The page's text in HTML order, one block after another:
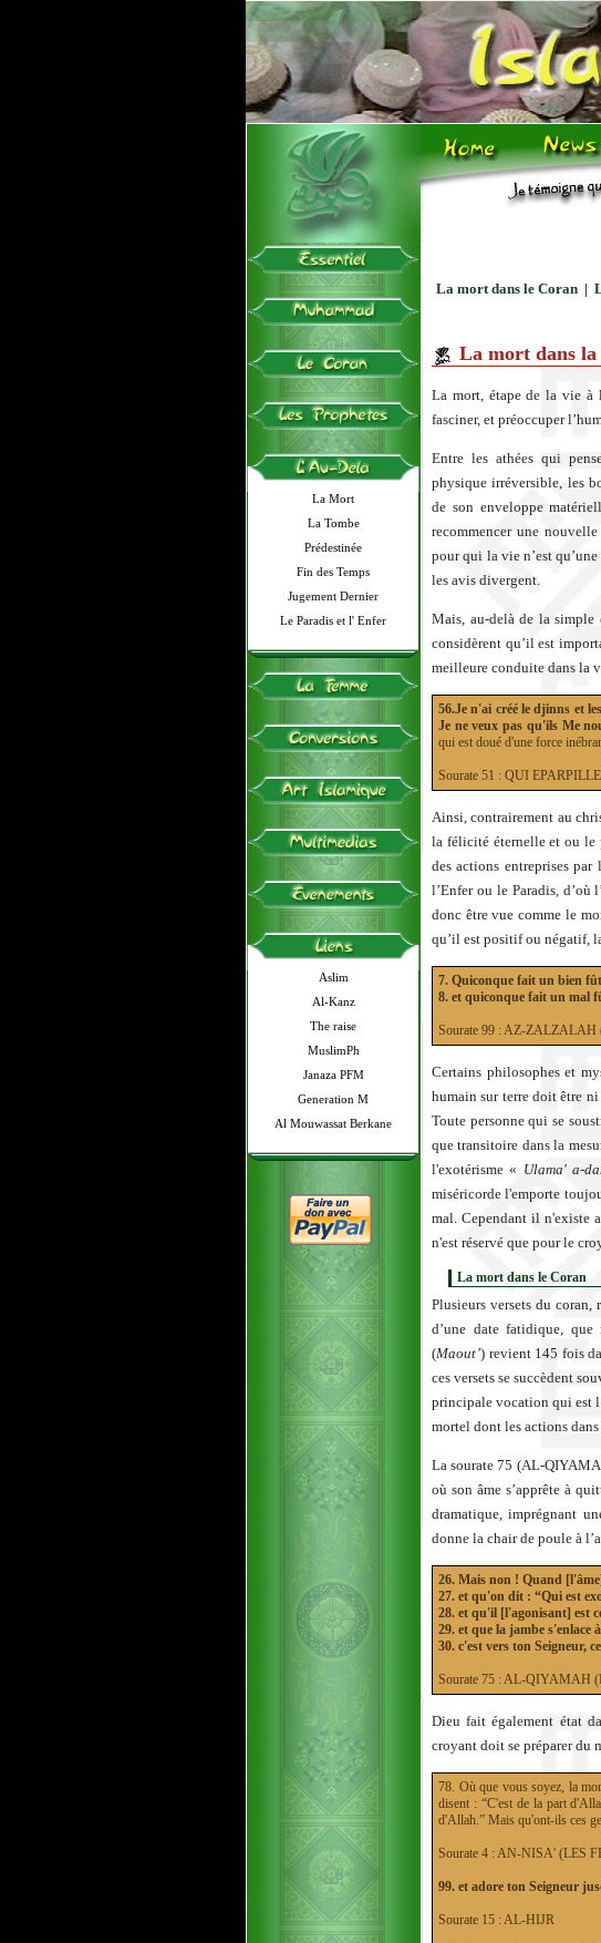
La Mort
La Tombe
Prédestinée
Fin des Temps
Jugement Dernier
Le Paradis et l' Enfer
Aslim
Al-Kanz
The raise
MuslimPh
Janaza PFM
Generation M
Al Mouwassat Berkane
La mort dans le Coran|
La mort dans
La mort, étape de la vie à
fasciner, et préoccuper
Entre les athées qui
physique irréversible, les
de son enveloppe
recommencer une
pour qui la vie n’est
les avis divergent.
Mais, au-delà de la simple
considèrent qu’il est
meilleure conduite dans la
56.Je n'ai créé le djinns et
Je ne veux pas qu'ils Me
qui est doué d'une force
Sourate 51 : QUI
Ainsi, contrairement au
la félicité éternelle et ou le
des actions entreprises
l’Enfer ou le Paradis,
donc être vue comme le
qu’il est positif ou négatif,
7. Quiconque fait un bien
8. et quiconque fait un mal
Sourate 99 : AZ-ZALZALAH
Certains philosophes et
humain sur terre doit être
Toute personne qui se
que transitoire dans la
l'exotérisme « Ulama' a-
miséricorde l'emporte
mal. Cependant il n'existe
n'est réservé que pour le
La mort dans le Coran
Plusieurs versets du
d’une date fatidique,
(Maout’) revient 145 fois
ces versets se succèdent
principale vocation qui est
mortel dont les actions
La sourate 75 (AL-
où son âme s’apprête à
dramatique, imprégnant
donne la chair de poule à
26. Mais non ! Quand
27. et qu'on dit : “Qui est
28. et qu'il [l'agonisant] est
29. et que la jambe s'enlace
30. c'est vers ton Seigneur,
Sourate 75 : AL-QIYAMAH
Dieu fait également état
croyant doit se préparer du
78. Où que vous soyez, la
disent : “C'est de la part
d'Allah.” Mais qu'ont-ils ces
Sourate 4 : AN-NISA' (LES
99. et adore ton Seigneur
Sourate 15 : AL-HIJR